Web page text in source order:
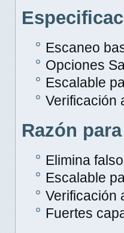
Escaneo
Opciones
Escalable
Verificación
Razón
Elimina
Escalable
Verificación
Fuertes